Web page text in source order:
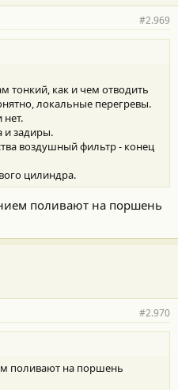
#2.969
тонкий, как и чем отводить
локальные перегревы.
и задиры.
воздушный фильтр - конец
цилиндра.
поливают на поршень
#2.970
поливают на поршень